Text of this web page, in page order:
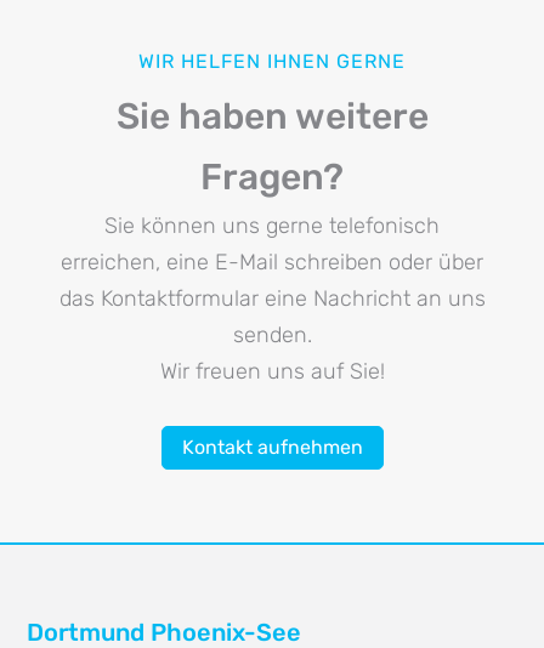
WIR HELFEN IHNEN GERNE
Sie haben weitere
Fragen?
Sie können uns gerne telefonisch
erreichen, eine E-Mail schreiben oder über
das Kontaktformular eine Nachricht an uns
senden.
Wir freuen uns auf Sie!
Kontakt aufnehmen
Dortmund Phoenix-See